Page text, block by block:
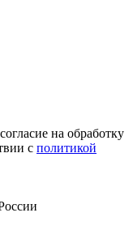
на обработку
с политикой